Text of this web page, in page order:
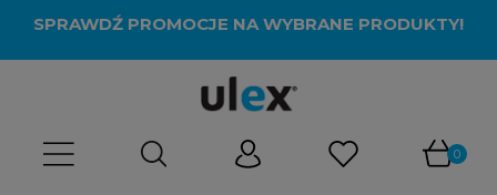
SPRAWDŹ PROMOCJE NA WYBRANE PRODUKTY!